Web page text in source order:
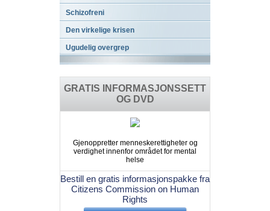
Schizofreni
Den virkelige krisen
Ugudelig overgrep
GRATIS INFORMASJONSSETT
OG DVD
Gjenoppretter menneskerettigheter og
verdighet innenfor området for mental
helse
Bestill en gratis informasjonspakke fra
Citizens Commission on Human
Rights